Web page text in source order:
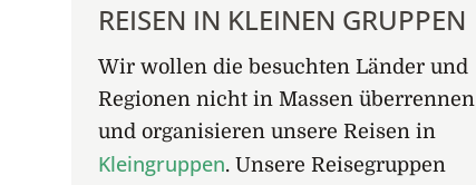
REISEN IN KLEINEN GRUPPEN
Wir wollen die besuchten Länder und
Regionen nicht in Massen überrennen
und organisieren unsere Reisen in
Kleingruppen. Unsere Reisegruppen